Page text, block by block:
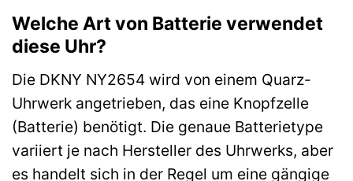
Welche Art von Batterie verwendet
diese Uhr?
Die DKNY NY2654 wird von einem Quarz-
Uhrwerk angetrieben, das eine Knopfzelle
(Batterie) benötigt. Die genaue Batterietype
variiert je nach Hersteller des Uhrwerks, aber
es handelt sich in der Regel um eine gängige